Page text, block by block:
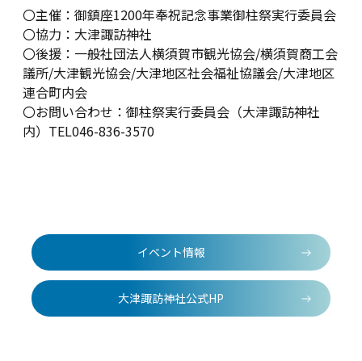
〇主催：御鎮座1200年奉祝記念事業御柱祭実行委員会
〇協力：大津諏訪神社
〇後援：一般社団法人横須賀市観光協会/横須賀商工会
議所/大津観光協会/大津地区社会福祉協議会/大津地区
連合町内会
〇お問い合わせ：御柱祭実行委員会（大津諏訪神社
内）TEL046-836-3570
イベント情報
大津諏訪神社公式HP